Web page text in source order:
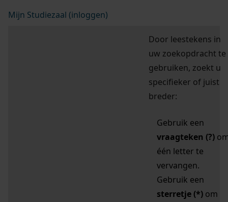
Mijn Studiezaal (inloggen)
Door leestekens in
uw zoekopdracht te
gebruiken, zoekt u
specifieker of juist
breder:
Gebruik een
vraagteken (?)
één letter te
vervangen.
Gebruik een
sterretje (*) om